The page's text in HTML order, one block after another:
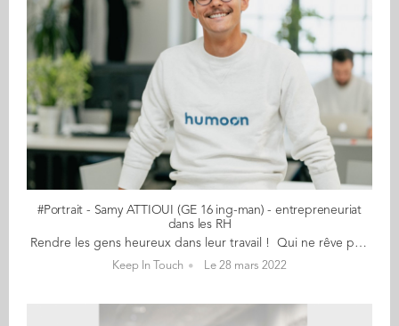
#Portrait - Samy ATTIOUI (GE 16 ing-man) - entrepreneuriat
dans les RH
Rendre les gens heureux dans leur travail ! Qui ne rêve pas d'être heureux dans son travail, de trouver le poste qui correspond parfaitement à ses aspirations ? C'est dans cet état d'esprit que Samy Attioui (GE 16) , après un début de carrière salarial, se lance dans l'aventure entrepreneuriale avec 2 autres associés. Ensemble, ils fondent Humoon, une agence de gestion des talents au service des fonctions RH et des dirigeants... le médecin généraliste de votre carrière en quelque sorte ! Ils diagnostiquent et proposent des solutions pour valoriser et fidéliser les salariés en mettant en adéquation les aspirations du salarié avec son entreprise. Samy nous en dit plus... 1) Quel a été le déclic pour créer votre entreprise ? Julien, mon associé, a passé 20 ans la tête dans le guidon, investi à 200% dans son job. Un jour, fatigué, il a arrêté de pédaler et a levé le nez. Pas de bol, l'endroit où il était arrivé ne lui plaisait pas du tout. Compliqué de trouver l'énergie pour faire demi-tour. Et pour aller où ? Il ne voulait pas en parler à son supérieur hiérarchique de peur d’être mis à l’écart et n’était pas suffisamment proche des fonctions RH pour leur en faire part. Voilà la désagréable expérience par laquelle Julien est passé. Nous nous sommes rendu compte que des gens dans la même situation que Julien il y en a beaucoup. 70% des salariés sont désengagés ; Plus de 50% des salariés ne se sentent pas accompagnés dans leur évolution professionnelle. Ma motivation avec Humoon, c’est de rendre les gens heureux dans leur travail ! Pour cela je souhaite démocratiser l’accompagnement de carrière pour : redonner la main aux actifs sur leur carrière, réduire les inégalités dues au manque d’accompagnement professionnel, contribuer à une utilisation plus efficace du capital humain. 2) Quelles sont les qualités / compétences qui vous ont été utiles pour devenir entrepreneur ? Devenir entrepreneur demande beaucoup de curiosité, de résilience et une grande capacité de remise en question. Dans ce contexte, la pluridisciplinarité devient essentielle car un entrepreneur est amené à maîtriser et jouer plusieurs rôles. Cette curiosité et cette pluridisciplinarité, j’ai commencé à les développer lors de mon double cursus ingénieur-manager. C’est là qu’Audencia m’a permis d’élargir mes compétences et ainsi me constituer un profil aussi bien technique que financier, managérial et commercial. 3) Quelle est votre ambition pour les années à venir ? Mon ambition avec Humoon est d’accompagner de plus en plus d’actifs pour leur redonner la main sur leur carrière. Et ce, en travaillant directement avec les entreprises et les salariés. On parle d’environ 1000 actifs en 2022 et on vise plus de 10000 en 2024. Sur l’année 2023, nous envisageons d’ailleurs de nous exporter dans d’autres pays européens. 4) Qu’est-ce qui vous fait vibrer dans la vie ? C’est de savoir que mon travail a un impact positif sur le territoire sur lequel j’interviens. Il ne s’agit pas d’une simple quête de sens mais plutôt de m’inscrire dans une réelle volonté d’utilité publique. Et ce, de manière concrète et pragmatique. 5) Quel est votre meilleur souvenir à l'Ecole ? Dans le cadre de la majeur Business Development que j’ai suivi à Audencia, nous avions travaillé sur un projet très concret de conception et d’inauguration d’un hôtel particulier dans le centre de Nantes. C’était un super moment à vivre et une mise en pratique très concrète de nos cours. Un grand merci d’ailleurs à Jean-Michel Moutot pour ce super projet.
Keep In Touch Le 28 mars 2022